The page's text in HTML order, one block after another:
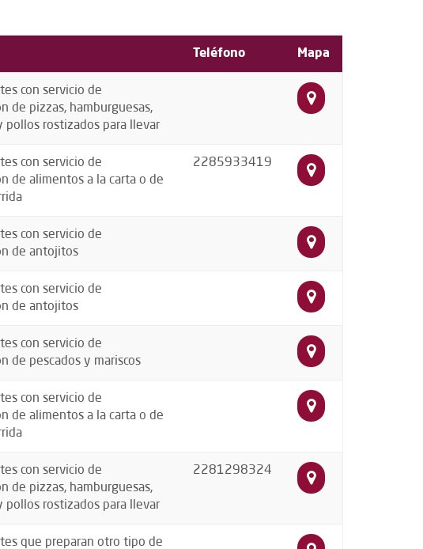
Teléfono Mapa
con servicio de
de pizzas, hamburguesas,
pollos rostizados para llevar
con servicio de
de alimentos a la carta o de
2285933419
con servicio de
de antojitos
con servicio de
de antojitos
con servicio de
de pescados y mariscos
con servicio de
de alimentos a la carta o de
con servicio de
de pizzas, hamburguesas,
pollos rostizados para llevar
2281298324
que preparan otro tipo de